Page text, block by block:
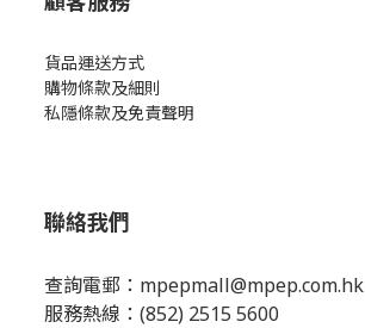
貨品運送方式
購物條款及細則
私隱條款及免責聲明
聯絡我們
查詢電郵： mpepmall@mpep.com.hk
服務熱線：(852) 2515 5600